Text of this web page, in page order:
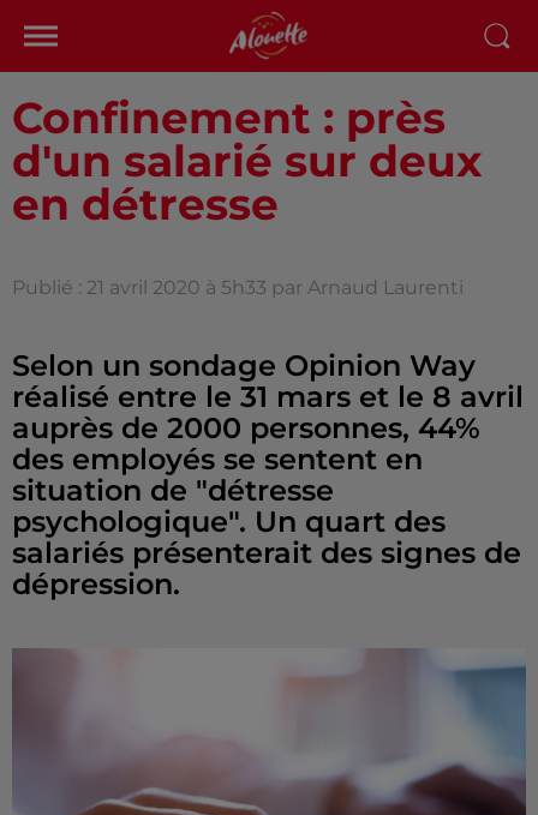
Confinement : près
d'un salarié sur deux
en détresse
Publié : 21 avril 2020 à 5h33 par Arnaud Laurenti
Selon un sondage Opinion Way
réalisé entre le 31 mars et le 8 avril
auprès de 2000 personnes, 44%
des employés se sentent en
situation de "détresse
psychologique". Un quart des
salariés présenterait des signes de
dépression.